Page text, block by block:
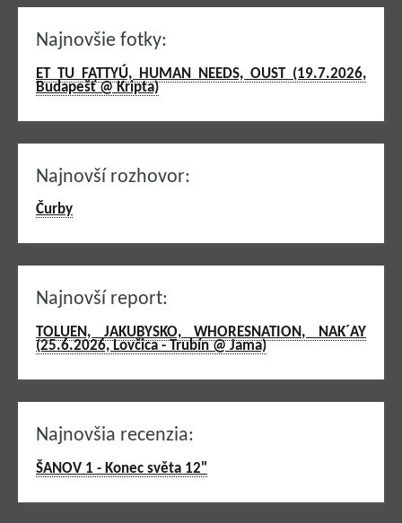
Najnovšie fotky:
ET TU FATTYÚ, HUMAN NEEDS, OUST (19.7.2026,
Budapešť @ Kripta)
Najnovší rozhovor:
Čurby
Najnovší report:
TOLUEN, JAKUBYSKO, WHORESNATION, NAK´AY
(25.6.2026, Lovčica - Trubín @ Jama)
Najnovšia recenzia:
ŠANOV 1 - Konec světa 12"